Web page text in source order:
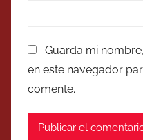
Guarda mi
en este navegador
comente.